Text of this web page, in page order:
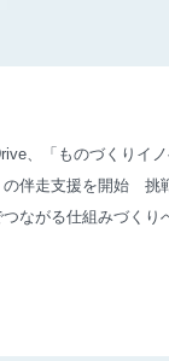
、「ものづくりイノ
の伴走支援を開始 挑
ながる仕組みづくり